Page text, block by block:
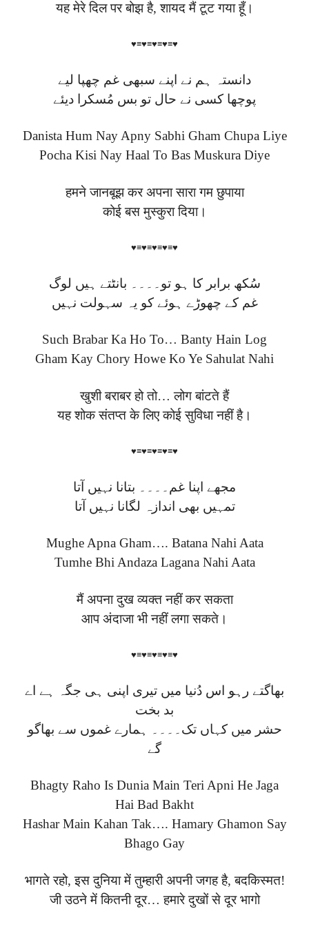
यह मेरे दिल पर बोझ है, शायद मैं टूट गया हूँ।
♥≡♥≡♥≡♥≡♥
دانستہ ہم نے اپنے سبھی غم چھپا لیے
پوچھا کسی نے حال تو بس مُسکرا دیئے
Danista Hum Nay Apny Sabhi Gham Chupa Liye
Pocha Kisi Nay Haal To Bas Muskura Diye
हमने जानबूझ कर अपना सारा गम छुपाया
कोई बस मुस्कुरा दिया।
♥≡♥≡♥≡♥≡♥
سُکھ برابر کا ہو تو۔۔۔۔ بانٹتے ہیں لوگ
غم کے چھوڑے ہوئے کو یہ سہولت نہیں
Such Brabar Ka Ho To… Banty Hain Log
Gham Kay Chory Howe Ko Ye Sahulat Nahi
खुशी बराबर हो तो… लोग बांटते हैं
यह शोक संतप्त के लिए कोई सुविधा नहीं है।
♥≡♥≡♥≡♥≡♥
مجھے اپنا غم۔۔۔۔ بتانا نہیں آتا
تمہیں بھی اندازہ لگانا نہیں آتا
Mughe Apna Gham…. Batana Nahi Aata
Tumhe Bhi Andaza Lagana Nahi Aata
मैं अपना दुख व्यक्त नहीं कर सकता
आप अंदाजा भी नहीं लगा सकते।
♥≡♥≡♥≡♥≡♥
بھاگتے رہو اس دُنیا میں تیری اپنی ہی جگہ ہے اے
بد بخت
حشر میں کہاں تک۔۔۔۔ ہمارے غموں سے بھاگو
گے
Bhagty Raho Is Dunia Main Teri Apni He Jaga
Hai Bad Bakht
Hashar Main Kahan Tak…. Hamary Ghamon Say
Bhago Gay
भागते रहो, इस दुनिया में तुम्हारी अपनी जगह है, बदकिस्मत!
जी उठने में कितनी दूर… हमारे दुखों से दूर भागो